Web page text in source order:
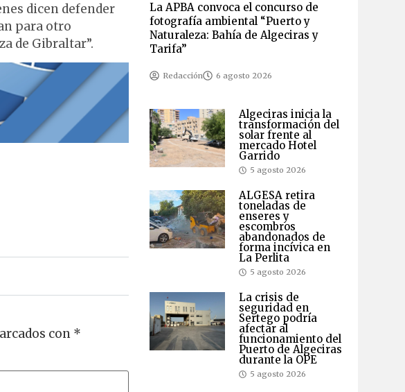
dicen defender
para otro
de Gibraltar”.
con *
La APBA convoca el concurso de
fotografía ambiental “Puerto y
Naturaleza: Bahía de Algeciras y
Tarifa”
Redacción 6 agosto 2026
Algeciras inicia la
transformación del
solar frente al
mercado Hotel
Garrido
5 agosto 2026
ALGESA retira
toneladas de
enseres y
escombros
abandonados de
forma incívica en
La Perlita
5 agosto 2026
La crisis de
seguridad en
Sertego podría
afectar al
funcionamiento del
Puerto de Algeciras
durante la OPE
5 agosto 2026